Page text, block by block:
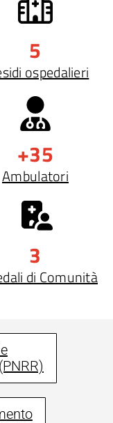
5
ospedalieri
+35
Ambulatori
3
di Comunità